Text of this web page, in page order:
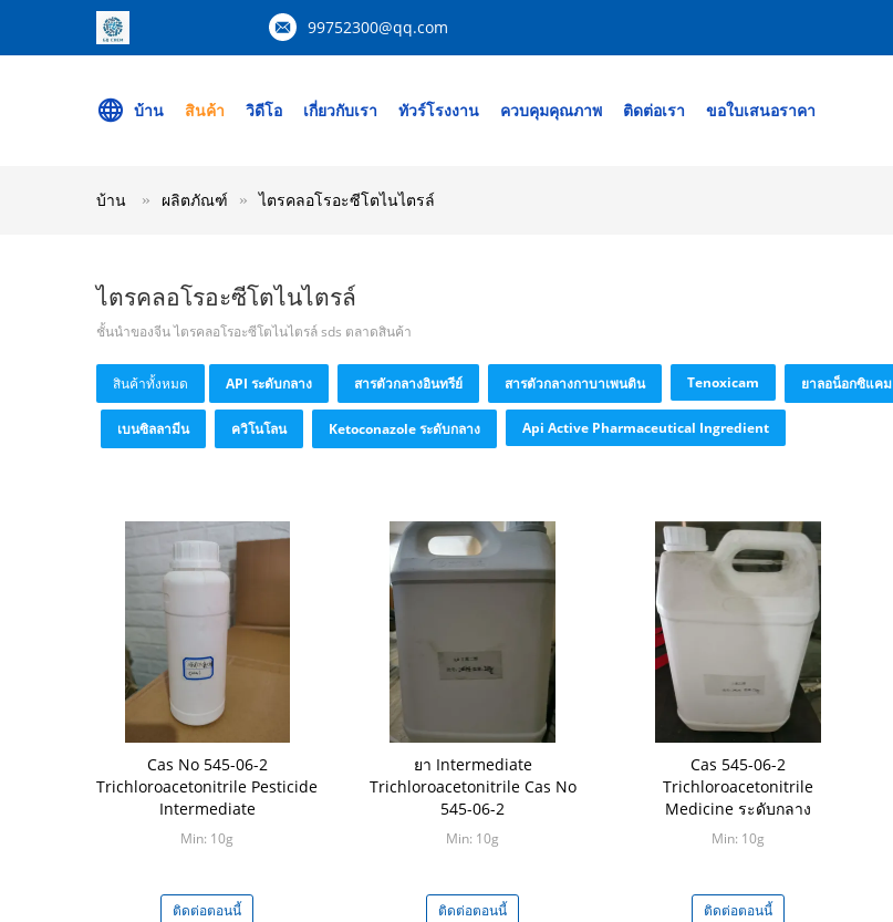
99752300@qq.com
บ้าน สินค้า วิดีโอ เกี่ยวกับเรา ทัวร์โรงงาน ควบคุมคุณภาพ ติดต่อเรา ขอใบเสนอราคา
บ้าน ผลิตภัณฑ์ ไตรคลอโรอะซีโตไนไตรล์
ไตรคลอโรอะซีโตไนไตรล์
ชั้นนำของจีน ไตรคลอโรอะซีโตไนไตรล์ sds ตลาดสินค้า
สินค้าทั้งหมด API ระดับกลาง สารตัวกลางอินทรีย์ สารตัวกลางกาบาเพนติน Tenoxicam ยาลอน็อกซิแคม
เบนซิลลามีน ควิโนโลน Ketoconazole ระดับกลาง Api Active Pharmaceutical Ingredient
Cas No 545-06-2
Trichloroacetonitrile Pesticide
Intermediate
Min: 10g
ติดต่อตอนนี้
ยา Intermediate
Trichloroacetonitrile Cas No
545-06-2
Min: 10g
ติดต่อตอนนี้
Cas 545-06-2
Trichloroacetonitrile
Medicine ระดับกลาง
Min: 10g
ติดต่อตอนนี้